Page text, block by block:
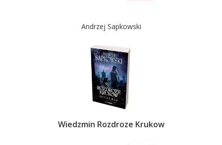
Andrzej Sapkowski
Wiedzmin Rozdroze Krukow